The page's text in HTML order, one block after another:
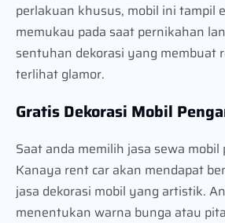
perlakuan khusus, mobil ini tampil
memukau pada saat pernikahan
sentuhan dekorasi yang membuat
terlihat glamor.
Gratis Dekorasi Mobil
Saat anda memilih jasa sewa
Kanaya rent car akan mendapat
jasa dekorasi mobil yang artistik.
menentukan warna bunga atau